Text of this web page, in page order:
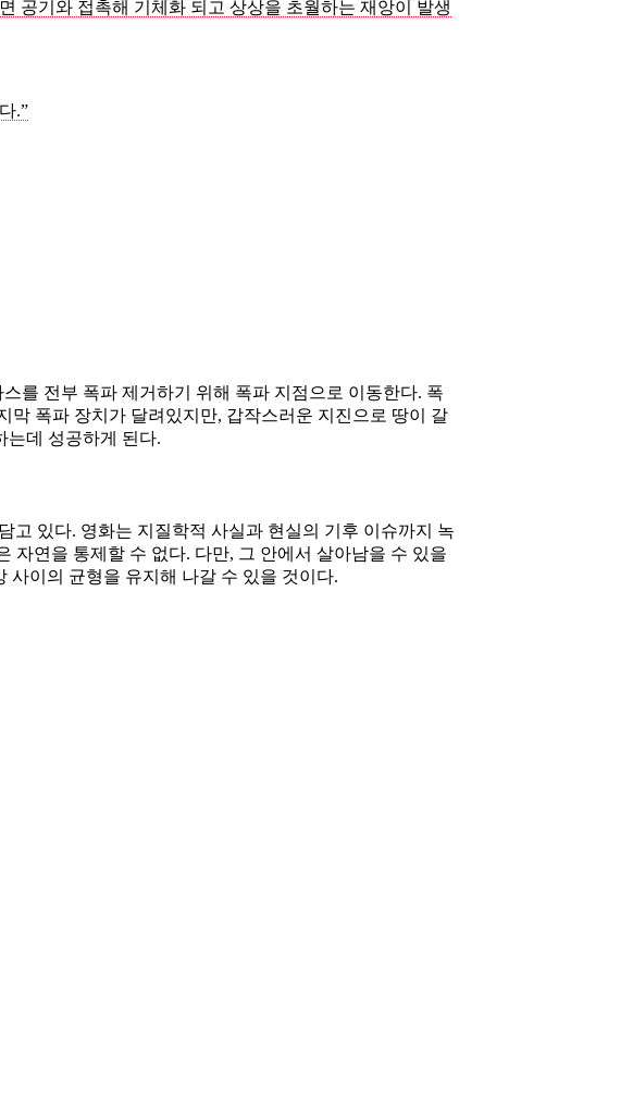
공기와 접촉해 기체화 되고 상상을 초월하는 재앙이 발생
.”
를 전부 폭파 제거하기 위해 폭파 지점으로 이동한다. 폭
폭파 장치가 달려있지만, 갑작스러운 지진으로 땅이 갈
는데 성공하게 된다.
고 있다. 영화는 지질학적 사실과 현실의 기후 이슈까지 녹
자연을 통제할 수 없다. 다만, 그 안에서 살아남을 수 있을
사이의 균형을 유지해 나갈 수 있을 것이다.